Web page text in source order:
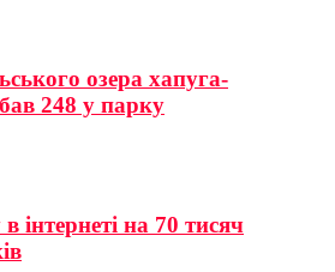
озера хапуга-
248 у парку
інтернеті на 70 тисяч